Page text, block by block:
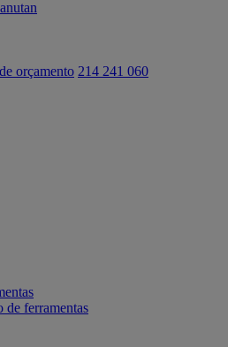
orçamento 214 241 060
de ferramentas